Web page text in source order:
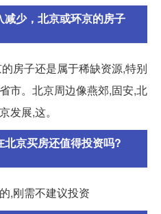
少，北京或环京的房子
房子还是属于稀缺资源,特别
市。北京周边像燕郊,固安,北
发展,这。
京买房还值得投资吗?
,刚需不建议投资